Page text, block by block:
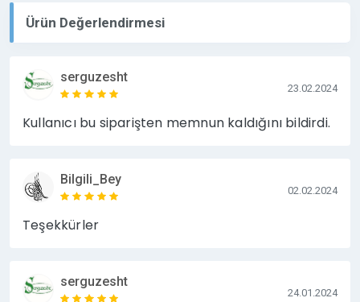
Ürün Değerlendirmesi
serguzesht
23.02.2024
Kullanıcı bu siparişten memnun kaldığını bildirdi.
Bilgili_Bey
02.02.2024
Teşekkürler
serguzesht
24.01.2024